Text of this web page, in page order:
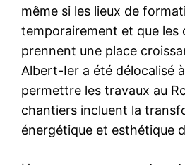
même si les lieux de
temporairement et que les
prennent une place
Albert-Ier a été délocalisé
permettre les travaux au
chantiers incluent la
énergétique et esthétique